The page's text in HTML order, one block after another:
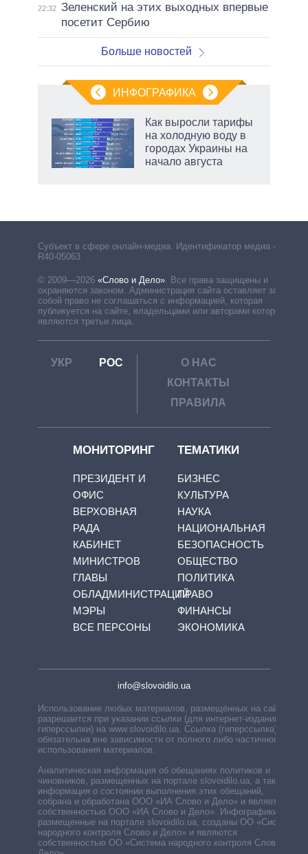
22:32 Зеленский на этих выходных впервые
посетит Сербию
Больше новостей
ИНФОГРАФИКА
Как выросли тарифы
на холодную воду в
городах Украины на
начало августа
Субъект в сфере онлайн-медиа. Идентификатор медиа –
R40-05063
© 2009—2026 «Слово и Дело». Все права защищены и
охраняются законом. Администрация сайта оставляет за
собой право не соглашаться с информацией, которая
публикуется на сайте, владельцами или авторами которой
являются третьи лица.
УКР РОС
О НАС
КОНТАКТЫ
ПРАВИЛА
МОНИТОРИНГ
ПРЕЗИДЕНТ И
ОФИС
ВЕРХОВНАЯ
РАДА
КАБИНЕТ
МИНИСТРОВ
ГЛАВЫ
ОБЛАДМИНИСТРАЦИЙ
МЭРЫ
ВСЕ ПЕРСОНЫ
ТЕМАТИКИ
БИЗНЕС
КУЛЬТУРА
НАУКА
НАЦИОНАЛЬНАЯ
БЕЗОПАСНОСТЬ
ОБЩЕСТВО
ПОЛИТИКА
ПРАВО
ФИНАНСЫ
ЭКОНОМИКА
info@slovoidilo.ua
Использование любых материалов, размещённых на сайте,
разрешается при указании ссылки (для интернет-изданий —
гиперссылки) на www.slovoidilo.ua. Ссылка (гиперссылка)
обязательна вне зависимости от полного либо частичного
использования материалов.
Аналитическая информация об обещаниях политиков и
чиновников, размещенных на портале slovoidilo.ua, а также
информация о состоянии выполнения этих обещаний,
собрана и обработана ООО «ИА Слово и Дело» и является
собственностью ООО «ИА Слово и Дело». Инфографики,
размещенные на портале slovoidilo.ua, созданы ОО «Система
народного контроля Слово и Дело» и являются
собственностью ОО «Система народного контроля Слово и